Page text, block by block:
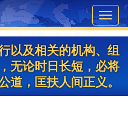
以及相关的机构、组
无论时日长短，必将
道，匡扶人间正义。